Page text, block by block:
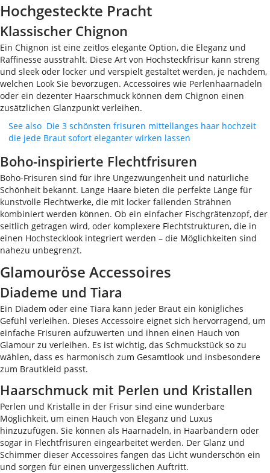
Hochgesteckte Pracht
Klassischer Chignon
Ein Chignon ist eine zeitlos elegante Option, die Eleganz und
Raffinesse ausstrahlt. Diese Art von Hochsteckfrisur kann streng
und sleek oder locker und verspielt gestaltet werden, je nachdem,
welchen Look Sie bevorzugen. Accessoires wie Perlenhaarnadeln
oder ein dezenter Haarschmuck können dem Chignon einen
zusätzlichen Glanzpunkt verleihen.
See also Die 3 schönsten frisuren mittellanges haar hochzeit
die jede Braut sofort eleganter wirken lassen
Boho-inspirierte Flechtfrisuren
Boho-Frisuren sind für ihre Ungezwungenheit und natürliche
Schönheit bekannt. Lange Haare bieten die perfekte Länge für
kunstvolle Flechtwerke, die mit locker fallenden Strähnen
kombiniert werden können. Ob ein einfacher Fischgrätenzopf, der
seitlich getragen wird, oder komplexere Flechtstrukturen, die in
einen Hochstecklook integriert werden – die Möglichkeiten sind
nahezu unbegrenzt.
Glamouröse Accessoires
Diademe und Tiara
Ein Diadem oder eine Tiara kann jeder Braut ein königliches
Gefühl verleihen. Dieses Accessoire eignet sich hervorragend, um
einfache Frisuren aufzuwerten und ihnen einen Hauch von
Glamour zu verleihen. Es ist wichtig, das Schmuckstück so zu
wählen, dass es harmonisch zum Gesamtlook und insbesondere
zum Brautkleid passt.
Haarschmuck mit Perlen und Kristallen
Perlen und Kristalle in der Frisur sind eine wunderbare
Möglichkeit, um einen Hauch von Eleganz und Luxus
hinzuzufügen. Sie können als Haarnadeln, in Haarbändern oder
sogar in Flechtfrisuren eingearbeitet werden. Der Glanz und
Schimmer dieser Accessoires fangen das Licht wunderschön ein
und sorgen für einen unvergesslichen Auftritt.